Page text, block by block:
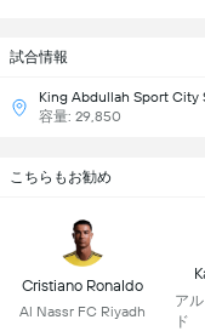
試合情報
King Abdullah Sport City
容量: 29,850
こちらもお勧め
Cristiano Ronaldo
Al Nassr FC Riyadh
ア
ド